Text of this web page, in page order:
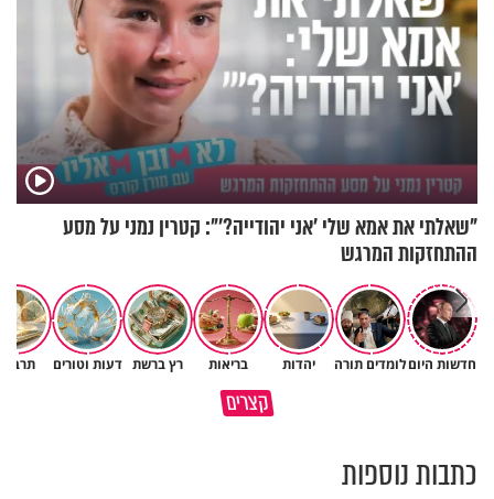
"שאלתי את אמא שלי 'אני יהודייה?'": קטרין נמני על מסע
ההתחזקות המרגש
חדשות היוםלומדים תורה יהדות בריאות רץ ברשת דעות וטורים
קצריםמדוע האמונה נמשלה למלח?
גם ׳הרע׳ זה הרחמים של בורא
כתבות נוספות